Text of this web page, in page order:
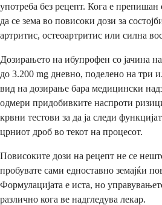
употреба без рецепт. Кога е
да се зема во повисоки дози за
артритис, остеоартритис или силна
Дозирањето на ибупрофен со јачина
до 3.200 mg дневно, поделено на три
вид на дозирање бара медицински
одмери придобивките наспроти
крвни тестови за да ја следи
црниот дроб во текот на процесот.
Повисоките дози на рецепт не се
пробувате сами едноставно земајќи
Формулацијата е иста, но
различно кога ве надгледува лекар.